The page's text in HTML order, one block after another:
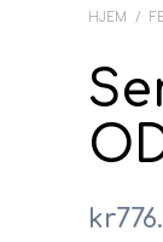
HJEM /
kr